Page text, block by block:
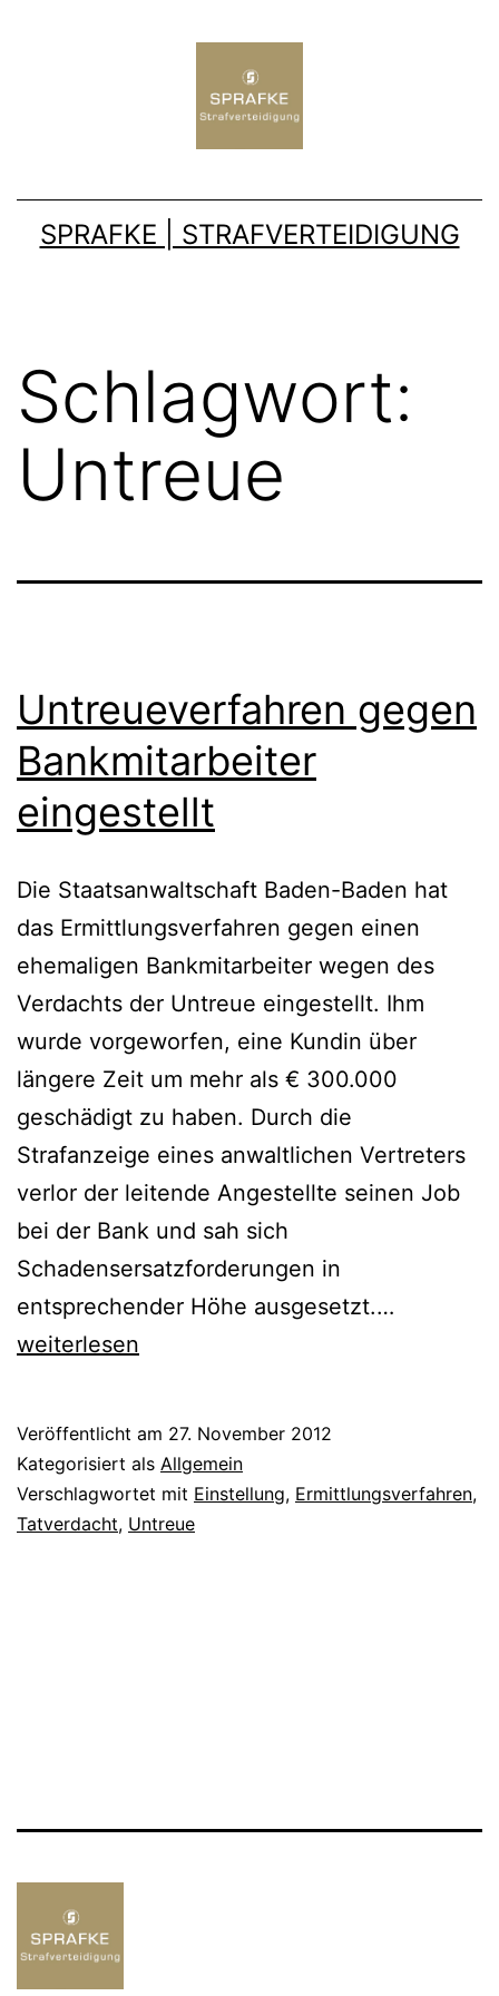
SPRAFKE | STRAFVERTEIDIGUNG
Schlagwort:
Untreue
Untreueverfahren gegen
Bankmitarbeiter
eingestellt
Die Staatsanwaltschaft Baden-Baden hat
das Ermittlungsverfahren gegen einen
ehemaligen Bankmitarbeiter wegen des
Verdachts der Untreue eingestellt. Ihm
wurde vorgeworfen, eine Kundin über
längere Zeit um mehr als € 300.000
geschädigt zu haben. Durch die
Strafanzeige eines anwaltlichen Vertreters
verlor der leitende Angestellte seinen Job
bei der Bank und sah sich
Schadensersatzforderungen in
entsprechender Höhe ausgesetzt.…
weiterlesen
Veröffentlicht am 27. November 2012
Kategorisiert als Allgemein
Verschlagwortet mit Einstellung, Ermittlungsverfahren,
Tatverdacht, Untreue